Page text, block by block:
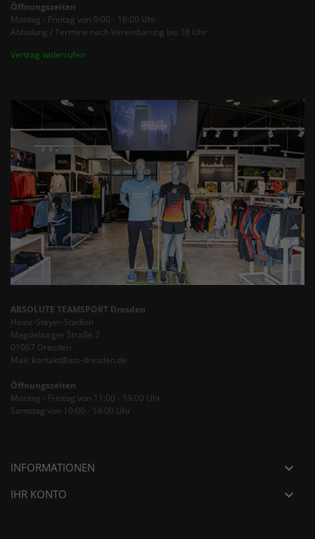
Öffnungszeiten
Montag - Freitag von 9:00 - 16:00 Uhr
Abholung / Termine nach Vereinbarung bis 18 Uhr
Vertrag widerrufen
ABSOLUTE TEAMSPORT Dresden
Heinz-Steyer-Stadion
Magdeburger Straße 2
01067 Dresden
Mail: kontakt@ats-dresden.de
Öffnungszeiten
Montag - Freitag von 11:00 - 19:00 Uhr
Samstag von 10:00 - 14:00 Uhr
INFORMATIONEN 
IHR KONTO 